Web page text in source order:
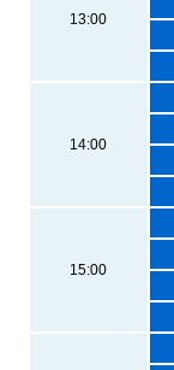
13:00
14:00
15:00